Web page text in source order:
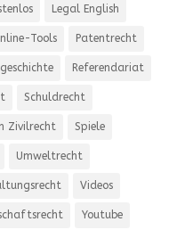
Legal English
Tools Patentrecht
Referendariat
Schuldrecht
Zivilrecht Spiele
Umweltrecht
Videos
Youtube